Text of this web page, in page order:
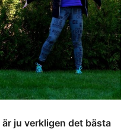
är ju verkligen det bästa